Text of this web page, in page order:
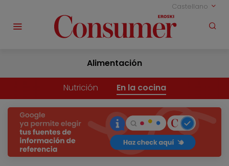
Castellano
Alimentación
Nutrición En la cocina